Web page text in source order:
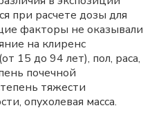
при расчете дозы для
факторы не оказывали
на клиренс
15 до 94 лет), пол, раса,
почечной
тяжести
опухолевая масса.